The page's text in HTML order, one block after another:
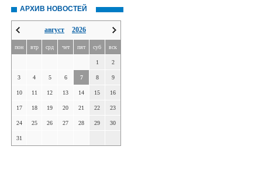
АРХИВ НОВОСТЕЙ
август 2026
пон втр срд чет пят суб вск
1 2
3 4 5 6 7 8 9
10 11 12 13 14 15 16
17 18 19 20 21 22 23
24 25 26 27 28 29 30
31